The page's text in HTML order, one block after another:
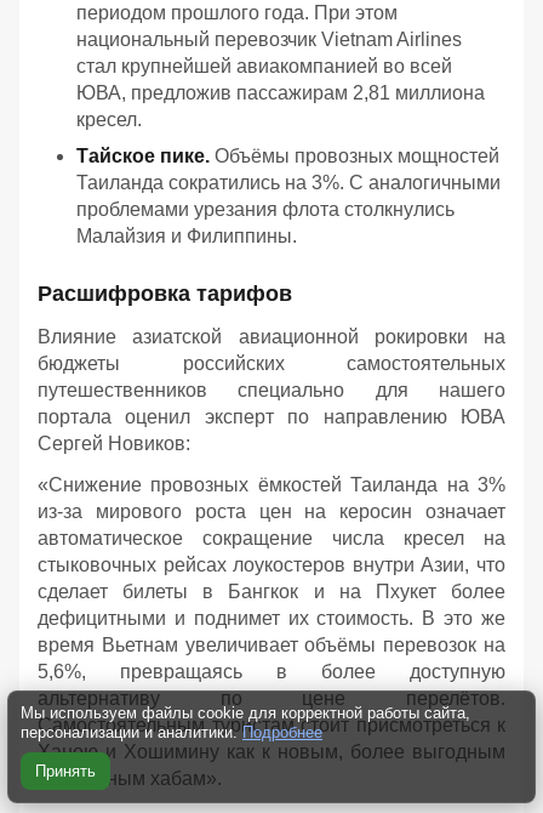
периодом прошлого года. При этом
национальный перевозчик Vietnam Airlines
стал крупнейшей авиакомпанией во всей
ЮВА, предложив пассажирам 2,81 миллиона
кресел.
Тайское пике. Объёмы провозных мощностей
Таиланда сократились на 3%. С аналогичными
проблемами урезания флота столкнулись
Малайзия и Филиппины.
Расшифровка тарифов
Влияние азиатской авиационной рокировки на
бюджеты российских самостоятельных
путешественников специально для нашего
портала оценил эксперт по направлению ЮВА
Сергей Новиков:
«Снижение провозных ёмкостей Таиланда на 3%
из-за мирового роста цен на керосин означает
автоматическое сокращение числа кресел на
стыковочных рейсах лоукостеров внутри Азии, что
сделает билеты в Бангкок и на Пхукет более
дефицитными и поднимет их стоимость. В это же
время Вьетнам увеличивает объёмы перевозок на
5,6%, превращаясь в более доступную
альтернативу по цене перелётов.
Самостоятельным туристам стоит присмотреться к
Ханою и Хошимину как к новым, более выгодным
транзитным хабам».
Мы используем файлы cookie для корректной работы сайта,
персонализации и аналитики. Подробнее
Принять